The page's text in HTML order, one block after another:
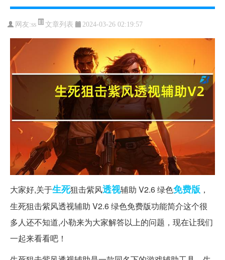
网友:ss 文章列表 2024-03-26 02:19:57
大家好,关于生死狙击紫风透视辅助 V2.6 绿色免费版 ，
生死狙击紫风透视辅助 V2.6 绿色免费版功能简介这个很
多人还不知道,小勒来为大家解答以上的问题，现在让我们
一起来看看吧！